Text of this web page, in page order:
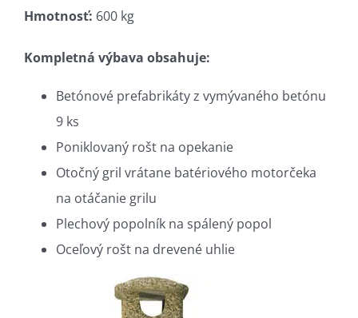
Hmotnosť: 600 kg
Kompletná výbava obsahuje:
Betónové prefabrikáty z vymývaného betónu
9 ks
Poniklovaný rošt na opekanie
Otočný gril vrátane batériového motorčeka
na otáčanie grilu
Plechový popolník na spálený popol
Oceľový rošt na drevené uhlie